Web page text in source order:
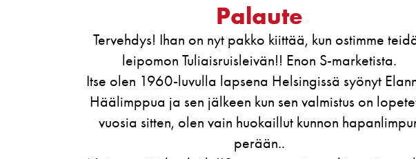
Palaute
Tuliaislimppu on ylivoimaisesti paras ruisleipä mitä olen
koskaan nauttinut. Raikuvat etä-aplodit kaikille jotka tämän
taivaallisen ambrosian synnystä ovat vastuussa.